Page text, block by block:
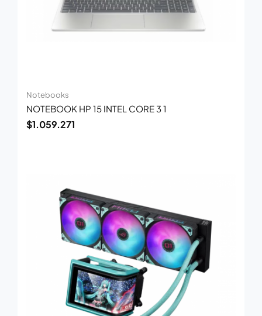
Notebooks
NOTEBOOK HP 15 INTEL CORE 3 1
$1.059.271